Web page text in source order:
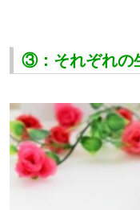
③：それぞれの